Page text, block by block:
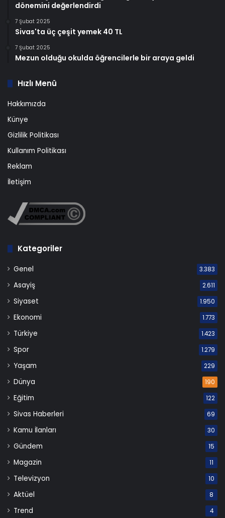
dönemini değerlendirdi
7 Şubat 2025
Sivas'ta üç çeşit yemek 40 TL
7 Şubat 2025
Mezun olduğu okulda öğrencilerle bir araya geldi
Hızlı Menü
Hakkımızda
Künye
Gizlilik Politikası
Kullanım Politikası
Reklam
İletişim
Kategoriler
Genel 3.383
Asayiş 2.611
Siyaset 1.950
Ekonomi 1.773
Türkiye 1.423
Spor 1.279
Yaşam 229
Dünya 190
Eğitim 122
Sivas Haberleri 69
Kamu İlanları 30
Gündem 15
Magazin 11
Televizyon 10
Aktüel 8
Trend 4